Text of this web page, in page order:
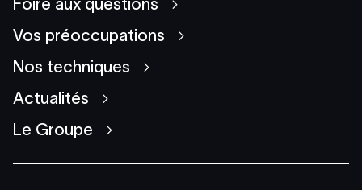
Foire aux questions
Vos préoccupations
Nos techniques
Actualités
Le Groupe